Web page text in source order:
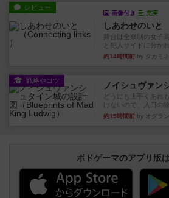
レビュー
画像付き 充実
しあわせのいと
舞台は全寮制の女子
と犯人サイドに分か
約14時間前 by タカミ
戦略やコツ ノイシュヴァン
どうにも上手くあれ
けないので、入口の
約15時間前 by オグラ
ボドゲーマのアプリ版